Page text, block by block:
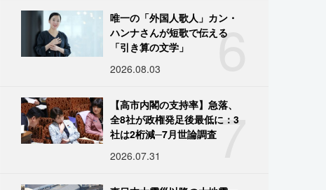
6
唯一の「外国人歌人」カン・
ハンナさんが短歌で伝える
「引き算の文学」
2026.08.03
7
【高市内閣の支持率】急落、
全8社が政権発足後最低に：3
社は2桁減─7月世論調査
2026.07.31